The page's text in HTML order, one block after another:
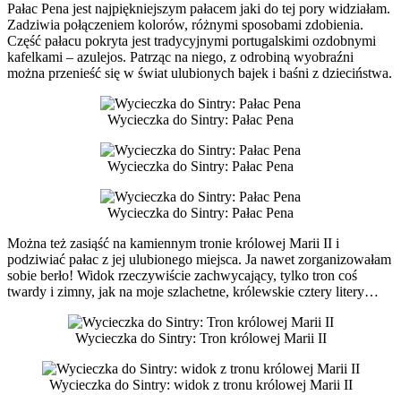
Pałac Pena jest najpiękniejszym pałacem jaki do tej pory widziałam.
Zadziwia połączeniem kolorów, różnymi sposobami zdobienia.
Część pałacu pokryta jest tradycyjnymi portugalskimi ozdobnymi
kafelkami – azulejos. Patrząc na niego, z odrobiną wyobraźni
można przenieść się w świat ulubionych bajek i baśni z dzieciństwa.
Wycieczka do Sintry: Pałac Pena
Wycieczka do Sintry: Pałac Pena
Wycieczka do Sintry: Pałac Pena
Można też zasiąść na kamiennym tronie królowej Marii II i
podziwiać pałac z jej ulubionego miejsca. Ja nawet zorganizowałam
sobie berło! Widok rzeczywiście zachwycający, tylko tron coś
twardy i zimny, jak na moje szlachetne, królewskie cztery litery…
Wycieczka do Sintry: Tron królowej Marii II
Wycieczka do Sintry: widok z tronu królowej Marii II